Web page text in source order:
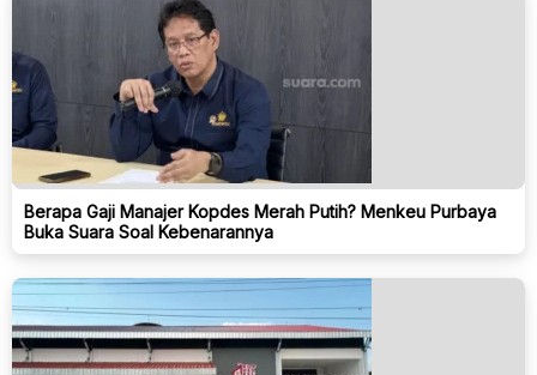
Berapa Gaji Manajer Kopdes Merah Putih? Menkeu Purbaya
Buka Suara Soal Kebenarannya